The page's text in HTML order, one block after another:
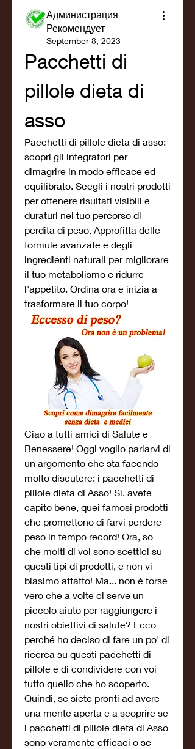
Администрация
Рекомендует
September 8, 2023
Pacchetti di
pillole dieta di
asso
Pacchetti di pillole dieta di asso:
scopri gli integratori per
dimagrire in modo efficace ed
equilibrato. Scegli i nostri prodotti
per ottenere risultati visibili e
duraturi nel tuo percorso di
perdita di peso. Approfitta delle
formule avanzate e degli
ingredienti naturali per migliorare
il tuo metabolismo e ridurre
l'appetito. Ordina ora e inizia a
trasformare il tuo corpo!
Ciao a tutti amici di Salute e
Benessere! Oggi voglio parlarvi di
un argomento che sta facendo
molto discutere: i pacchetti di
pillole dieta di Asso! Sì, avete
capito bene, quei famosi prodotti
che promettono di farvi perdere
peso in tempo record! Ora, so
che molti di voi sono scettici su
questi tipi di prodotti, e non vi
biasimo affatto! Ma... non è forse
vero che a volte ci serve un
piccolo aiuto per raggiungere i
nostri obiettivi di salute? Ecco
perché ho deciso di fare un po' di
ricerca su questi pacchetti di
pillole e di condividere con voi
tutto quello che ho scoperto.
Quindi, se siete pronti ad avere
una mente aperta e a scoprire se
i pacchetti di pillole dieta di Asso
sono veramente efficaci o se